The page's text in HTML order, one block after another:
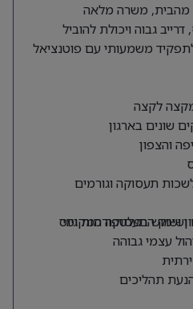
מהבית, משרה מלאה
גבוה ויכולת להוביל
משמעותי עם פוטנציאל
מקצה לקצה
שונים בארגון
והצפון
תעסוקה וגורמים
ושימוש בפלטפורמות גיוס
ושוק התעסוקה המקומי
עצמי גבוהה
תהליכים